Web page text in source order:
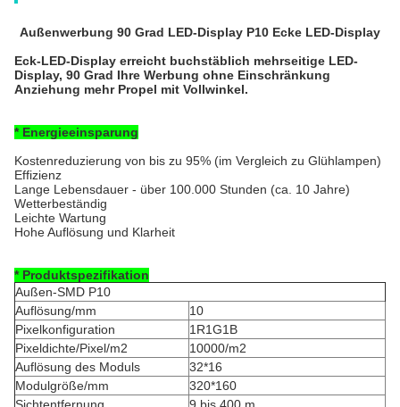
Außenwerbung 90 Grad LED-Display P10 Ecke LED-Display
Eck-LED-Display erreicht buchstäblich mehrseitige LED-
Display, 90 Grad Ihre Werbung ohne Einschränkung
Anziehung mehr Propel mit Vollwinkel.
* Energieeinsparung
Kostenreduzierung von bis zu 95% (im Vergleich zu Glühlampen)
Effizienz
Lange Lebensdauer - über 100.000 Stunden (ca. 10 Jahre)
Wetterbeständig
Leichte Wartung
Hohe Auflösung und Klarheit
* Produktspezifikation
Außen-SMD P10
Auflösung/mm
10
Pixelkonfiguration
1R1G1B
Pixeldichte/Pixel/m2
10000/m2
Auflösung des Moduls
32*16
Modulgröße/mm
320*160